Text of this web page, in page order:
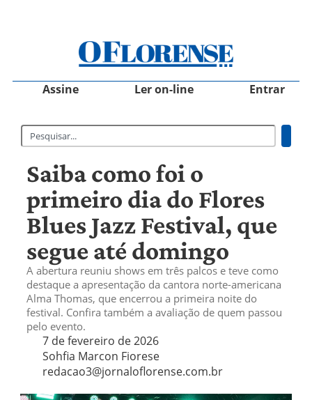
Assine Ler on-line Entrar
Saiba como foi o
primeiro dia do Flores
Blues Jazz Festival, que
segue até domingo
A abertura reuniu shows em três palcos e teve como
destaque a apresentação da cantora norte-americana
Alma Thomas, que encerrou a primeira noite do
festival. Confira também a avaliação de quem passou
pelo evento.
7 de fevereiro de 2026
Sohfia Marcon Fiorese
redacao3@jornaloflorense.com.br